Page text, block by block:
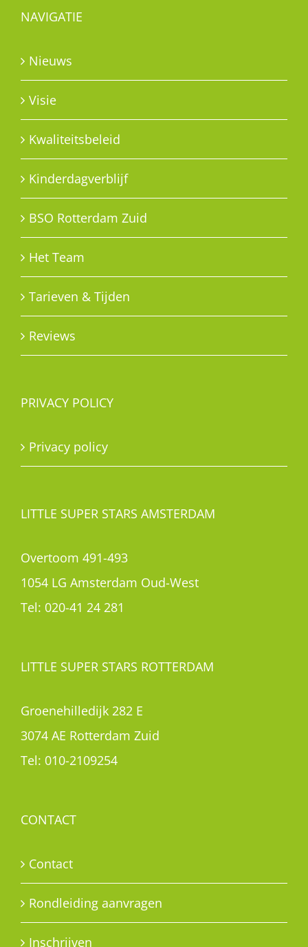
NAVIGATIE
Nieuws
Visie
Kwaliteitsbeleid
Kinderdagverblijf
BSO Rotterdam Zuid
Het Team
Tarieven & Tijden
Reviews
PRIVACY POLICY
Privacy policy
LITTLE SUPER STARS AMSTERDAM
Overtoom 491-493
1054 LG Amsterdam Oud-West
Tel: 020-41 24 281
LITTLE SUPER STARS ROTTERDAM
Groenehilledijk 282 E
3074 AE Rotterdam Zuid
Tel: 010-2109254
CONTACT
Contact
Rondleiding aanvragen
Inschrijven